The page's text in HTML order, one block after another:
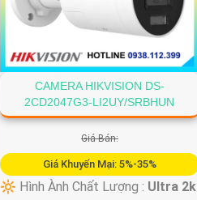
CAMERA HIKVISION DS-
2CD2047G3-LI2UY/SRBHUN
Giá Bán:
Giá Khuyến Mại: 5%-35%
🔆 Hình Ành Chất Lượng : Ultra 2k